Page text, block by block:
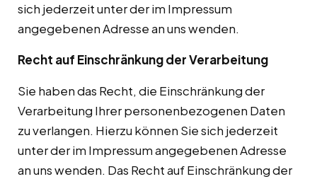
sich jederzeit unter der im Impressum
angegebenen Adresse an uns wenden.
Recht auf Einschränkung der Verarbeitung
Sie haben das Recht, die Einschränkung der
Verarbeitung Ihrer personenbezogenen Daten
zu verlangen. Hierzu können Sie sich jederzeit
unter der im Impressum angegebenen Adresse
an uns wenden. Das Recht auf Einschränkung der